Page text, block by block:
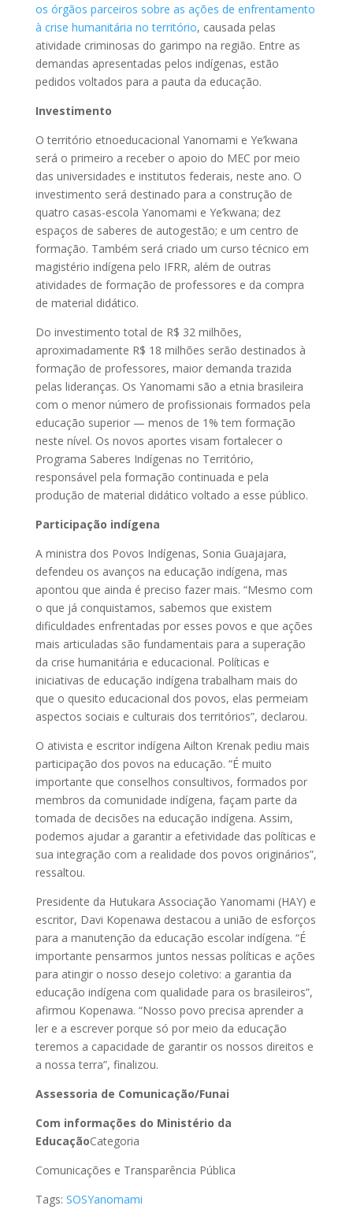
os órgãos parceiros sobre as ações de enfrentamento
à crise humanitária no território, causada pelas
atividade criminosas do garimpo na região. Entre as
demandas apresentadas pelos indígenas, estão
pedidos voltados para a pauta da educação.
Investimento
O território etnoeducacional Yanomami e Ye’kwana
será o primeiro a receber o apoio do MEC por meio
das universidades e institutos federais, neste ano. O
investimento será destinado para a construção de
quatro casas-escola Yanomami e Ye’kwana; dez
espaços de saberes de autogestão; e um centro de
formação. Também será criado um curso técnico em
magistério indígena pelo IFRR, além de outras
atividades de formação de professores e da compra
de material didático.
Do investimento total de R$ 32 milhões,
aproximadamente R$ 18 milhões serão destinados à
formação de professores, maior demanda trazida
pelas lideranças. Os Yanomami são a etnia brasileira
com o menor número de profissionais formados pela
educação superior — menos de 1% tem formação
neste nível. Os novos aportes visam fortalecer o
Programa Saberes Indígenas no Território,
responsável pela formação continuada e pela
produção de material didático voltado a esse público.
Participação indígena
A ministra dos Povos Indígenas, Sonia Guajajara,
defendeu os avanços na educação indígena, mas
apontou que ainda é preciso fazer mais. “Mesmo com
o que já conquistamos, sabemos que existem
dificuldades enfrentadas por esses povos e que ações
mais articuladas são fundamentais para a superação
da crise humanitária e educacional. Políticas e
iniciativas de educação indígena trabalham mais do
que o quesito educacional dos povos, elas permeiam
aspectos sociais e culturais dos territórios”, declarou.
O ativista e escritor indígena Ailton Krenak pediu mais
participação dos povos na educação. “É muito
importante que conselhos consultivos, formados por
membros da comunidade indígena, façam parte da
tomada de decisões na educação indígena. Assim,
podemos ajudar a garantir a efetividade das políticas e
sua integração com a realidade dos povos originários”,
ressaltou.
Presidente da Hutukara Associação Yanomami (HAY) e
escritor, Davi Kopenawa destacou a união de esforços
para a manutenção da educação escolar indígena. “É
importante pensarmos juntos nessas políticas e ações
para atingir o nosso desejo coletivo: a garantia da
educação indígena com qualidade para os brasileiros”,
afirmou Kopenawa. “Nosso povo precisa aprender a
ler e a escrever porque só por meio da educação
teremos a capacidade de garantir os nossos direitos e
a nossa terra”, finalizou.
Assessoria de Comunicação/Funai
Com informações do Ministério da
EducaçãoCategoria
Comunicações e Transparência Pública
Tags: SOSYanomami